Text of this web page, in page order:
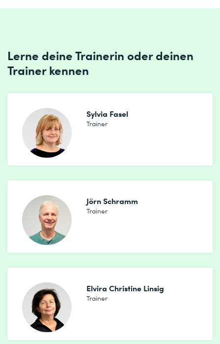
Lerne deine Trainerin oder deinen
Trainer kennen
Sylvia Fasel
Trainer
Jörn Schramm
Trainer
Elvira Christine Linsig
Trainer